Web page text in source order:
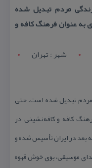
مردم تبدیل شده
عنوان فرهنگ كافه و
شهر : تهران
مردم تبدیل شده است. حتی
كافه و كافه‌نشینی در
بعد در ایران تأسیس شده و
موسیقی، بوی خوش قهوه